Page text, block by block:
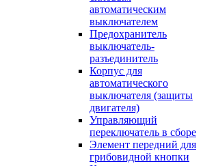
автоматическим
выключателем
Предохранитель
выключатель-
разъединитель
Корпус для
автоматического
выключателя (защиты
двигателя)
Управляющий
переключатель в сборе
Элемент передний для
грибовидной кнопки